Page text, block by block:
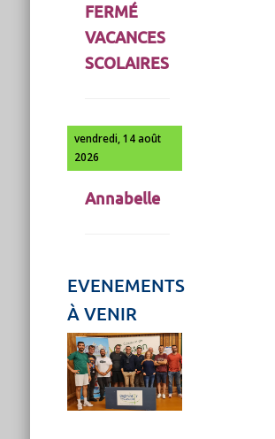
FERMÉ
VACANCES
SCOLAIRES
vendredi, 14 août
2026
Annabelle
EVENEMENTS
À VENIR